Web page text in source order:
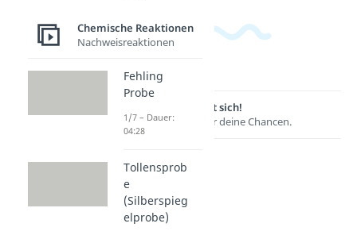
Lernen lohnt sich!
Entdecke hier deine Chancen.
Chemische Reaktionen
Nachweisreaktionen
Fehling
Probe
1/7 – Dauer:
04:28
Tollensprob
e
(Silberspieg
elprobe)